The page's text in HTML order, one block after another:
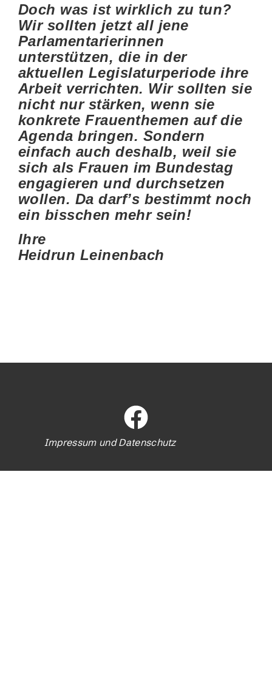
Doch was ist wirklich zu tun?
Wir sollten jetzt all jene
Parlamentarierinnen
unterstützen, die in der
aktuellen Legislaturperiode ihre
Arbeit verrichten. Wir sollten sie
nicht nur stärken, wenn sie
konkrete Frauenthemen auf die
Agenda bringen. Sondern
einfach auch deshalb, weil sie
sich als Frauen im Bundestag
engagieren und durchsetzen
wollen. Da darf’s bestimmt noch
ein bisschen mehr sein!
Ihre
Heidrun Leinenbach
Impressum und Datenschutz